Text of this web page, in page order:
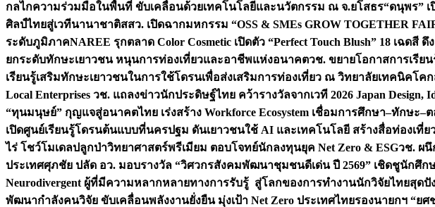
กลไกความร่วมมือในพื้นที่ ขับเคลื่อนด้วยเทคโนโลยีและนวัตกรรม ณ จ.ยโสธร“ดนุพร”
ศิลป์ไทยสู่เวทีนานาชาติสสว. เปิดฉากมหกรรม “OSS & SMEs GROW TOGETHER
ระดับภูมิภาคNAREE รุกตลาด Color Cosmetic เปิดตัว “Perfect Touch Blush” 18 เฉดสี
ยกระดับทักษะเยาวชน หนุนการท่องเที่ยวและอาชีพแห่งอนาคตวช. ขยายโอกาสการเรีย
เรียนรู้เสริมทักษะเยาวชนในการใช้โดรนเพื่อส่งเสริมการท่องเที่ยว ณ วิทยาลัยเทคนิคโค
Local Enterprises วช. แถลงข่าวนักประดิษฐ์ไทย คว้ารางวัลจากเวที 2026 Japan
“ทุนมนุษย์” กุญแจสู่อนาคตไทย เร่งสร้าง Workforce Ecosystem เชื่อมการศึกษา–ทักษะ–
เปิดศูนย์เรียนรู้โดรนต้นแบบที่นครปฐม ดันเยาวชนใช้ AI และเทคโนโลยี สร้างสื่อท่องเที่
ไร่ โชว์โมเดลปลูกป่าวิทยาศาสตร์พรีเมียม ตอบโจทย์นักลงทุนยุค Net Zero & ESGวช. ผนึ
ประเทศศุภชัย ปลัด อว. มอบรางวัล “วิศวกรสังคมพัฒนาชุมชนดีเด่น ปี 2569” เชิดชูนักศึ
Neurodivergent ผู้ที่มีความหลากหลายทางการรับรู้ สู่โลกของการทำงานนักวิจัยไทยสุดปั
พัฒนากำลังคนวิจัย ขับเคลื่อนพลังงานยั่งยืน มุ่งเป้า Net Zero ประเทศไทยรองนายกฯ “ยศ